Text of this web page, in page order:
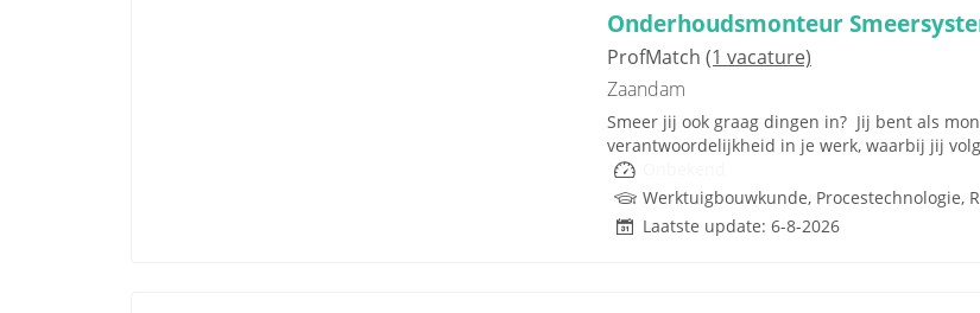
Onderhoudsmonteur
ProfMatch (1 vacature)
Zaandam
Smeer jij ook graag dingen in? Jij bent als
verantwoordelijkheid in je werk, waarbij jij
Laatste update: 6-8-2026